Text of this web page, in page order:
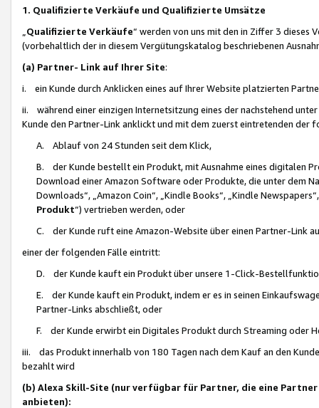
1. Qualifizierte Verkäufe und Qualifizierte Umsätze
Qualifizierte Verkäufe“ werden von uns mit den in Ziffer 3
(vorbehaltlich der in diesem Vergütungskatalog beschriebenen
(a) Partner- Link auf Ihrer Site:
i. ein Kunde durch Anklicken eines auf Ihrer Website platzierten
ii. während einer einzigen Internetsitzung eines der nachstehend
Kunde den Partner-Link anklickt und mit dem zuerst eintretenden der
A. Ablauf von 24 Stunden seit dem Klick,
B. der Kunde bestellt ein Produkt, mit Ausnahme eines digitalen
Download einer Amazon Software oder Produkte, die unter dem
Downloads“, „Amazon Coin“, „Kindle Books“, „Kindle
Produkt“) vertrieben werden, oder
C. der Kunde ruft eine Amazon-Website über einen Partner-Link
einer der folgenden Fälle eintritt:
D. der Kunde kauft ein Produkt über unsere 1-Click-
E. der Kunde kauft ein Produkt, indem er es in seinen
Partner-Links abschließt, oder
F. der Kunde erwirbt ein Digitales Produkt durch Streaming oder
iii. das Produkt innerhalb von 180 Tagen nach dem Kauf an den
bezahlt wird
(b) Alexa Skill-Site (nur verfügbar für Partner, die eine
anbieten):